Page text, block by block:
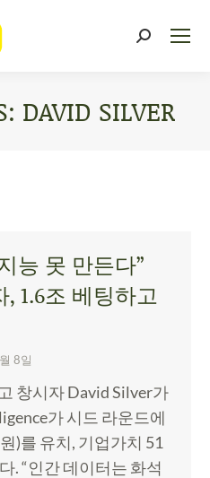
DAVID SILVER
능 못 만든다”
1.6조 베팅하고
8일
창시자 David Silver가
가 시드 라운드에
)를 유치, 기업가치 51
. “인간 데이터는 화석